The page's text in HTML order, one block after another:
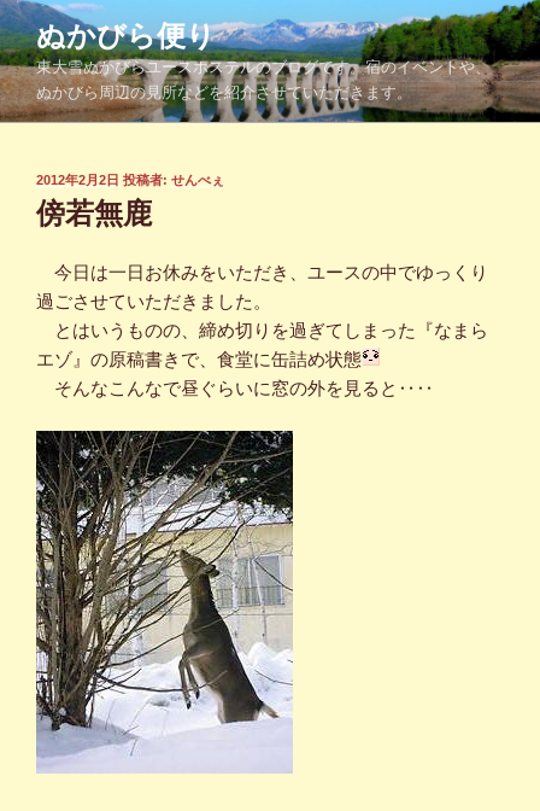
コ
ン
テ
ン
ツ
ぬかびら便り
東大雪ぬかびらユースホステルのブログです。宿のイベントや、
ぬかびら周辺の見所などを紹介させていただきます。
投
稿
日:
2012年2月2日 投稿者: せんべぇ
傍若無鹿
今日は一日お休みをいただき、ユースの中でゆっくり
過ごさせていただきました。
とはいうものの、締め切りを過ぎてしまった『なまら
エゾ』の原稿書きで、食堂に缶詰め状態
そんなこんなで昼ぐらいに窓の外を見ると‥‥